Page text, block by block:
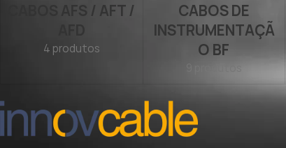
CABOS AFS / AFT /
4 produtos
CABOS DE
INSTRUMENTAÇÃ
O BF
PRODUTOS